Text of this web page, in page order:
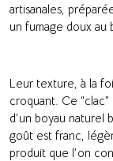
artisanales,
un fumage doux au
Leur texture, à la
croquant. Ce
d’un boyau naturel
goût est franc,
produit que l’on